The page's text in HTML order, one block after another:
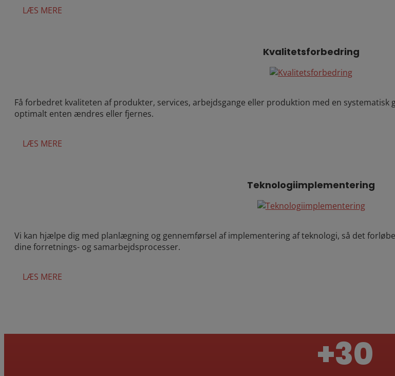
LÆS MERE
Kvalitetsforbedring
Få forbedret kvaliteten af produkter, services, arbejdsgange eller produktion med en systematisk
optimalt enten ændres eller fjernes.
LÆS MERE
Teknologiimplementering
Vi kan hjælpe dig med planlægning og gennemførsel af implementering af teknologi, så det
dine forretnings- og samarbejdsprocesser.
LÆS MERE
+30